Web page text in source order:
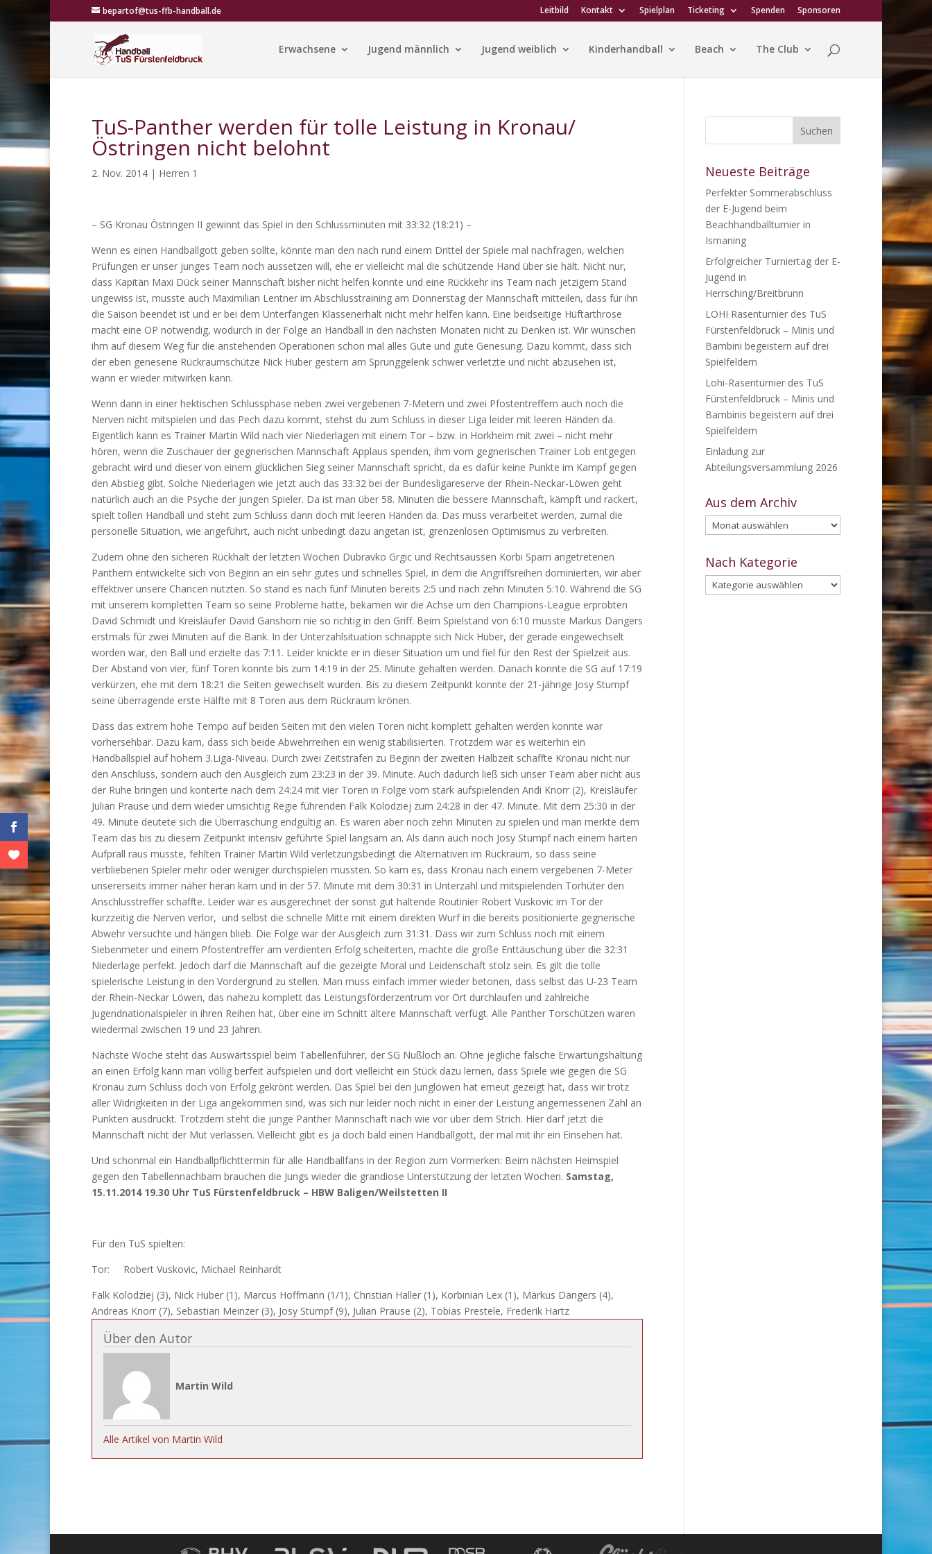
bepartof@tus-ffb-handball.de Leitbild Kontakt Spielplan Ticketing Spenden Sponsoren
Erwachsene Jugend männlich Jugend weiblich Kinderhandball Beach The Club
TuS-Panther werden für tolle Leistung in Kronau/
Östringen nicht belohnt
2. Nov. 2014 | Herren 1
– SG Kronau Östringen II gewinnt das Spiel in den Schlussminuten mit 33:32 (18:21) –
Wenn es einen Handballgott geben sollte, könnte man den nach rund einem Drittel der Spiele mal nachfragen, welchen
Prüfungen er unser junges Team noch aussetzen will, ehe er vielleicht mal die schützende Hand über sie hält. Nicht nur,
dass Kapitän Maxi Dück seiner Mannschaft bisher nicht helfen konnte und eine Rückkehr ins Team nach jetzigem Stand
ungewiss ist, musste auch Maximilian Lentner im Abschlusstraining am Donnerstag der Mannschaft mitteilen, dass für ihn
die Saison beendet ist und er bei dem Unterfangen Klassenerhalt nicht mehr helfen kann. Eine beidseitige Hüftarthrose
macht eine OP notwendig, wodurch in der Folge an Handball in den nächsten Monaten nicht zu Denken ist. Wir wünschen
ihm auf diesem Weg für die anstehenden Operationen schon mal alles Gute und gute Genesung. Dazu kommt, dass sich
der eben genesene Rückraumschütze Nick Huber gestern am Sprunggelenk schwer verletzte und nicht abzusehen ist,
wann er wieder mitwirken kann.
Wenn dann in einer hektischen Schlussphase neben zwei vergebenen 7-Metern und zwei Pfostentreffern auch noch die
Nerven nicht mitspielen und das Pech dazu kommt, stehst du zum Schluss in dieser Liga leider mit leeren Händen da.
Eigentlich kann es Trainer Martin Wild nach vier Niederlagen mit einem Tor – bzw. in Horkheim mit zwei – nicht mehr
hören, wenn die Zuschauer der gegnerischen Mannschaft Applaus spenden, ihm vom gegnerischen Trainer Lob entgegen
gebracht wird und dieser von einem glücklichen Sieg seiner Mannschaft spricht, da es dafür keine Punkte im Kampf gegen
den Abstieg gibt. Solche Niederlagen wie jetzt auch das 33:32 bei der Bundesligareserve der Rhein-Neckar-Löwen geht
natürlich auch an die Psyche der jungen Spieler. Da ist man über 58. Minuten die bessere Mannschaft, kämpft und rackert,
spielt tollen Handball und steht zum Schluss dann doch mit leeren Händen da. Das muss verarbeitet werden, zumal die
personelle Situation, wie angeführt, auch nicht unbedingt dazu angetan ist, grenzenlosen Optimismus zu verbreiten.
Zudem ohne den sicheren Rückhalt der letzten Wochen Dubravko Grgic und Rechtsaussen Korbi Sparn angetretenen
Panthern entwickelte sich von Beginn an ein sehr gutes und schnelles Spiel, in dem die Angriffsreihen dominierten, wir aber
effektiver unsere Chancen nutzten. So stand es nach fünf Minuten bereits 2:5 und nach zehn Minuten 5:10. Während die SG
mit unserem kompletten Team so seine Probleme hatte, bekamen wir die Achse um den Champions-League erprobten
David Schmidt und Kreisläufer David Ganshorn nie so richtig in den Griff. Beim Spielstand von 6:10 musste Markus Dangers
erstmals für zwei Minuten auf die Bank. In der Unterzahlsituation schnappte sich Nick Huber, der gerade eingewechselt
worden war, den Ball und erzielte das 7:11. Leider knickte er in dieser Situation um und fiel für den Rest der Spielzeit aus.
Der Abstand von vier, fünf Toren konnte bis zum 14:19 in der 25. Minute gehalten werden. Danach konnte die SG auf 17:19
verkürzen, ehe mit dem 18:21 die Seiten gewechselt wurden. Bis zu diesem Zeitpunkt konnte der 21-jährige Josy Stumpf
seine überragende erste Hälfte mit 8 Toren aus dem Rückraum krönen.
Dass das extrem hohe Tempo auf beiden Seiten mit den vielen Toren nicht komplett gehalten werden konnte war
vorhersehbar. Dazu kam, dass sich beide Abwehrreihen ein wenig stabilisierten. Trotzdem war es weiterhin ein
Handballspiel auf hohem 3.Liga-Niveau. Durch zwei Zeitstrafen zu Beginn der zweiten Halbzeit schaffte Kronau nicht nur
den Anschluss, sondern auch den Ausgleich zum 23:23 in der 39. Minute. Auch dadurch ließ sich unser Team aber nicht aus
der Ruhe bringen und konterte nach dem 24:24 mit vier Toren in Folge vom stark aufspielenden Andi Knorr (2), Kreisläufer
Julian Prause und dem wieder umsichtig Regie führenden Falk Kolodziej zum 24:28 in der 47. Minute. Mit dem 25:30 in der
49. Minute deutete sich die Überraschung endgültig an. Es waren aber noch zehn Minuten zu spielen und man merkte dem
Team das bis zu diesem Zeitpunkt intensiv geführte Spiel langsam an. Als dann auch noch Josy Stumpf nach einem harten
Aufprall raus musste, fehlten Trainer Martin Wild verletzungsbedingt die Alternativen im Rückraum, so dass seine
verbliebenen Spieler mehr oder weniger durchspielen mussten. So kam es, dass Kronau nach einem vergebenen 7-Meter
unsererseits immer näher heran kam und in der 57. Minute mit dem 30:31 in Unterzahl und mitspielenden Torhüter den
Anschlusstreffer schaffte. Leider war es ausgerechnet der sonst gut haltende Routinier Robert Vuskovic im Tor der
kurzzeitig die Nerven verlor, und selbst die schnelle Mitte mit einem direkten Wurf in die bereits positionierte gegnerische
Abwehr versuchte und hängen blieb. Die Folge war der Ausgleich zum 31:31. Dass wir zum Schluss noch mit einem
Siebenmeter und einem Pfostentreffer am verdienten Erfolg scheiterten, machte die große Enttäuschung über die 32:31
Niederlage perfekt. Jedoch darf die Mannschaft auf die gezeigte Moral und Leidenschaft stolz sein. Es gilt die tolle
spielerische Leistung in den Vordergrund zu stellen. Man muss einfach immer wieder betonen, dass selbst das U-23 Team
der Rhein-Neckar Löwen, das nahezu komplett das Leistungsförderzentrum vor Ort durchlaufen und zahlreiche
Jugendnationalspieler in ihren Reihen hat, über eine im Schnitt ältere Mannschaft verfügt. Alle Panther Torschützen waren
wiedermal zwischen 19 und 23 Jahren.
Nächste Woche steht das Auswärtsspiel beim Tabellenführer, der SG Nußloch an. Ohne jegliche falsche Erwartungshaltung
an einen Erfolg kann man völlig berfeit aufspielen und dort vielleicht ein Stück dazu lernen, dass Spiele wie gegen die SG
Kronau zum Schluss doch von Erfolg gekrönt werden. Das Spiel bei den Junglöwen hat erneut gezeigt hat, dass wir trotz
aller Widrigkeiten in der Liga angekommen sind, was sich nur leider noch nicht in einer der Leistung angemessenen Zahl an
Punkten ausdrückt. Trotzdem steht die junge Panther Mannschaft nach wie vor über dem Strich. Hier darf jetzt die
Mannschaft nicht der Mut verlassen. Vielleicht gibt es ja doch bald einen Handballgott, der mal mit ihr ein Einsehen hat.
Und schonmal ein Handballpflichttermin für alle Handballfans in der Region zum Vormerken: Beim nächsten Heimspiel
gegen den Tabellennachbarn brauchen die Jungs wieder die grandiose Unterstützung der letzten Wochen. Samstag,
15.11.2014 19.30 Uhr TuS Fürstenfeldbruck – HBW Baligen/Weilstetten II
Für den TuS spielten:
Tor: Robert Vuskovic, Michael Reinhardt
Falk Kolodziej (3), Nick Huber (1), Marcus Hoffmann (1/1), Christian Haller (1), Korbinian Lex (1), Markus Dangers (4),
Andreas Knorr (7), Sebastian Meinzer (3), Josy Stumpf (9), Julian Prause (2), Tobias Prestele, Frederik Hartz
Über den Autor
Martin Wild
Alle Artikel von Martin Wild
Neueste Beiträge
Perfekter Sommerabschluss
der E-Jugend beim
Beachhandballturnier in
Ismaning
Erfolgreicher Turniertag der E-
Jugend in
Herrsching/Breitbrunn
LOHI Rasenturnier des TuS
Fürstenfeldbruck – Minis und
Bambini begeistern auf drei
Spielfeldern
Lohi-Rasenturnier des TuS
Fürstenfeldbruck – Minis und
Bambinis begeistern auf drei
Spielfeldern
Einladung zur
Abteilungsversammlung 2026
Aus dem Archiv
Aus
dem
Archiv
Nach Kategorie
Nach
Kategorie